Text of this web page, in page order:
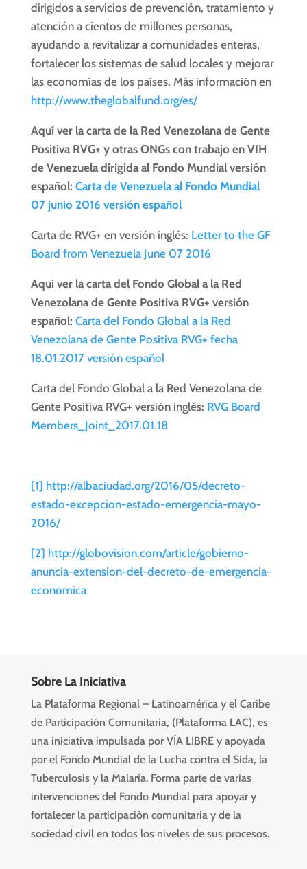
dirigidos a servicios de prevención, tratamiento y
atención a cientos de millones personas,
ayudando a revitalizar a comunidades enteras,
fortalecer los sistemas de salud locales y mejorar
las economías de los países. Más información en
http://www.theglobalfund.org/es/
Aquí ver la carta de la Red Venezolana de Gente
Positiva RVG+ y otras ONGs con trabajo en VIH
de Venezuela dirigida al Fondo Mundial versión
español: Carta de Venezuela al Fondo Mundial
07 junio 2016 versión español
Carta de RVG+ en versión inglés: Letter to the GF
Board from Venezuela June 07 2016
Aqui ver la carta del Fondo Global a la Red
Venezolana de Gente Positiva RVG+ versión
español: Carta del Fondo Global a la Red
Venezolana de Gente Positiva RVG+ fecha
18.01.2017 versión español
Carta del Fondo Global a la Red Venezolana de
Gente Positiva RVG+ versión inglés: RVG Board
Members_Joint_2017.01.18
[1] http://albaciudad.org/2016/05/decreto-
estado-excepcion-estado-emergencia-mayo-
2016/
[2] http://globovision.com/article/gobierno-
anuncia-extension-del-decreto-de-emergencia-
economica
Sobre La Iniciativa
La Plataforma Regional – Latinoamérica y el Caribe
de Participación Comunitaria, (Plataforma LAC), es
una iniciativa impulsada por VÍA LIBRE y apoyada
por el Fondo Mundial de la Lucha contra el Sida, la
Tuberculosis y la Malaria. Forma parte de varias
intervenciones del Fondo Mundial para apoyar y
fortalecer la participación comunitaria y de la
sociedad civil en todos los niveles de sus procesos.